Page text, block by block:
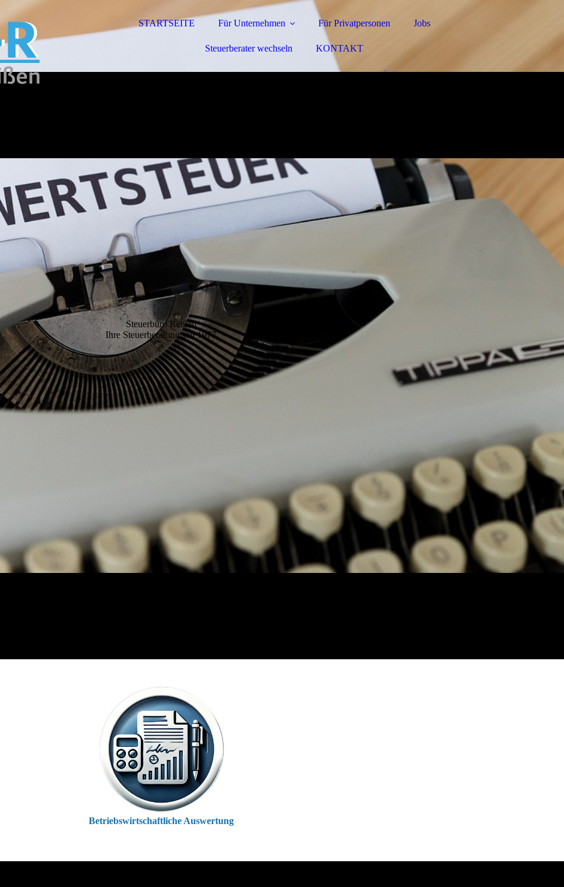
STARTSEITE Für Unternehmen Für Privatpersonen Jobs
Steuerberater wechseln KONTAKT
Steuerbüro Reißen
Ihre Steuerberatung seit 1977
Betriebswirtschaftliche Auswertung